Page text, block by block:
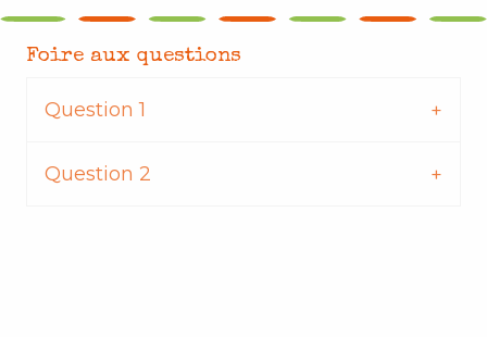
Foire aux questions
Question 1
Question 2